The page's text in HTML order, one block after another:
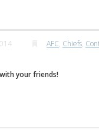
AFC, Chiefs,
your friends!